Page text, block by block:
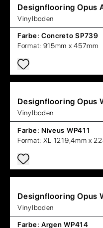
Designflooring Opus
Vinylboden
Farbe: Concreto SP739
Format: 915mm x 457mm
Designflooring Opus
Vinylboden
Farbe: Niveus WP411
Format: XL 1219,4mm x
Designflooring Opus
Vinylboden
Farbe: Argen WP414